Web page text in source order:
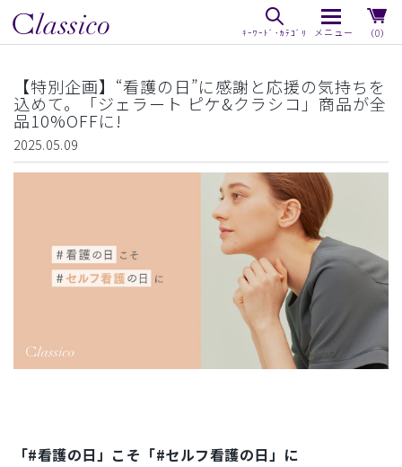
（0）
【特別企画】“看護の日”に感謝と応援の気持ちを
込めて。「ジェラート ピケ&クラシコ」商品が全
品10%OFFに!
2025.05.09
「#看護の日」こそ「#セルフ看護の日」に